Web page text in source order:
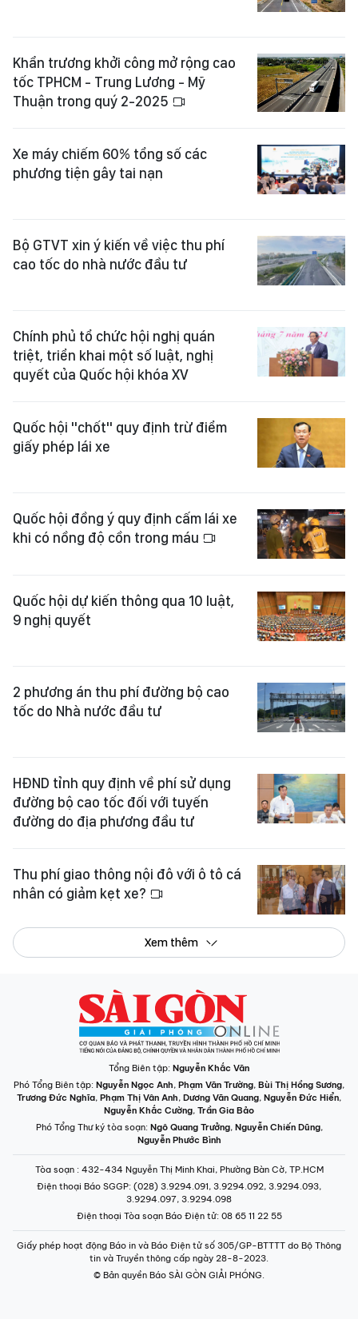
Khẩn trương khởi công mở rộng cao
tốc TPHCM - Trung Lương - Mỹ
Thuận trong quý 2-2025
Xe máy chiếm 60% tổng số các
phương tiện gây tai nạn
Bộ GTVT xin ý kiến về việc thu phí
cao tốc do nhà nước đầu tư
Chính phủ tổ chức hội nghị quán
triệt, triển khai một số luật, nghị
quyết của Quốc hội khóa XV
Quốc hội "chốt" quy định trừ điểm
giấy phép lái xe
Quốc hội đồng ý quy định cấm lái xe
khi có nồng độ cồn trong máu
Quốc hội dự kiến thông qua 10 luật,
9 nghị quyết
2 phương án thu phí đường bộ cao
tốc do Nhà nước đầu tư
HĐND tỉnh quy định về phí sử dụng
đường bộ cao tốc đối với tuyến
đường do địa phương đầu tư
Thu phí giao thông nội đô với ô tô cá
nhân có giảm kẹt xe?
Xem thêm
Tổng Biên tập: Nguyễn Khắc Văn
Phó Tổng Biên tập: Nguyễn Ngọc Anh, Phạm Văn Trường, Bùi Thị Hồng Sương,
Trương Đức Nghĩa, Phạm Thị Vân Anh, Dương Văn Quang, Nguyễn Đức Hiển,
Nguyễn Khắc Cường, Trần Gia Bảo
Phó Tổng Thư ký tòa soạn: Ngô Quang Trưởng, Nguyễn Chiến Dũng,
Nguyễn Phước Bình
Tòa soạn : 432-434 Nguyễn Thị Minh Khai, Phường Bàn Cờ, TP.HCM
Điện thoại Báo SGGP: (028) 3.9294.091, 3.9294.092, 3.9294.093,
3.9294.097, 3.9294.098
Điện thoại Tòa soạn Báo Điện tử: 08 65 11 22 55
Giấy phép hoạt động Báo in và Báo Điện tử số 305/GP-BTTTT do Bộ Thông
tin và Truyền thông cấp ngày 28-8-2023.
© Bản quyền Báo SÀI GÒN GIẢI PHÓNG.